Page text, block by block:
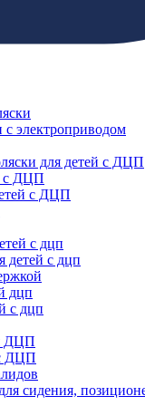
с электроприводом
для детей с ДЦП
с ДЦП
с ДЦП
с дцп
детей с дцп
дцп
с дцп
ДЦП
ДЦП
сидения,